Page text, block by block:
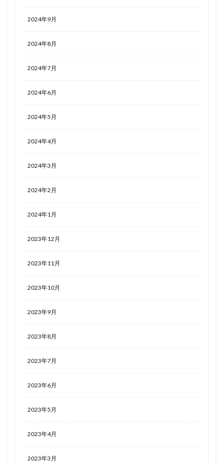
2024年9月
2024年8月
2024年7月
2024年6月
2024年5月
2024年4月
2024年3月
2024年2月
2024年1月
2023年12月
2023年11月
2023年10月
2023年9月
2023年8月
2023年7月
2023年6月
2023年5月
2023年4月
2023年3月